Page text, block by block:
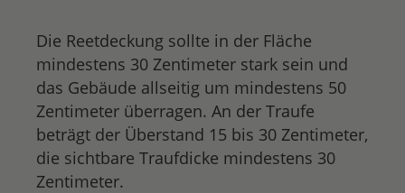
Die Reetdeckung sollte in der Fläche
mindestens 30 Zentimeter stark sein und
das Gebäude allseitig um mindestens 50
Zentimeter überragen. An der Traufe
beträgt der Überstand 15 bis 30 Zentimeter,
die sichtbare Traufdicke mindestens 30
Zentimeter.